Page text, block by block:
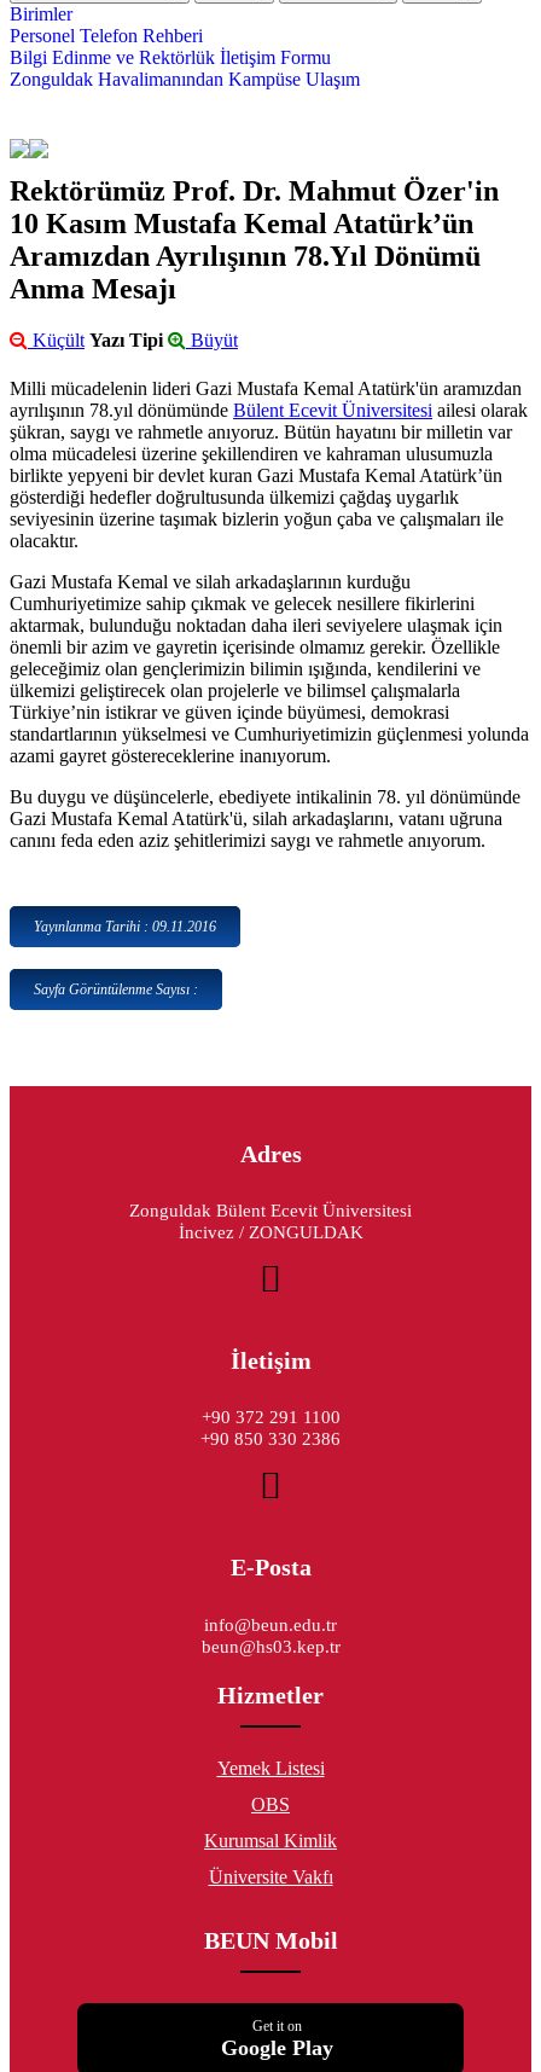
Birimler
Personel Telefon Rehberi
Bilgi Edinme ve Rektörlük İletişim Formu
Zonguldak Havalimanından Kampüse Ulaşım
Rektörümüz Prof. Dr. Mahmut Özer'in
10 Kasım Mustafa Kemal Atatürk’ün
Aramızdan Ayrılışının 78.Yıl Dönümü
Anma Mesajı
Küçült Yazı Tipi Büyüt
Milli mücadelenin lideri Gazi Mustafa Kemal Atatürk'ün aramızdan
ayrılışının 78.yıl dönümünde Bülent Ecevit Üniversitesi ailesi olarak
şükran, saygı ve rahmetle anıyoruz. Bütün hayatını bir milletin var
olma mücadelesi üzerine şekillendiren ve kahraman ulusumuzla
birlikte yepyeni bir devlet kuran Gazi Mustafa Kemal Atatürk’ün
gösterdiği hedefler doğrultusunda ülkemizi çağdaş uygarlık
seviyesinin üzerine taşımak bizlerin yoğun çaba ve çalışmaları ile
olacaktır.
Gazi Mustafa Kemal ve silah arkadaşlarının kurduğu
Cumhuriyetimize sahip çıkmak ve gelecek nesillere fikirlerini
aktarmak, bulunduğu noktadan daha ileri seviyelere ulaşmak için
önemli bir azim ve gayretin içerisinde olmamız gerekir. Özellikle
geleceğimiz olan gençlerimizin bilimin ışığında, kendilerini ve
ülkemizi geliştirecek olan projelerle ve bilimsel çalışmalarla
Türkiye’nin istikrar ve güven içinde büyümesi, demokrasi
standartlarının yükselmesi ve Cumhuriyetimizin güçlenmesi yolunda
azami gayret göstereceklerine inanıyorum.
Bu duygu ve düşüncelerle, ebediyete intikalinin 78. yıl dönümünde
Gazi Mustafa Kemal Atatürk'ü, silah arkadaşlarını, vatanı uğruna
canını feda eden aziz şehitlerimizi saygı ve rahmetle anıyorum.
Yayınlanma Tarihi : 09.11.2016
Sayfa Görüntülenme Sayısı :
Adres
Zonguldak Bülent Ecevit Üniversitesi
İncivez / ZONGULDAK
İletişim
+90 372 291 1100
+90 850 330 2386
E-Posta
info@beun.edu.tr
beun@hs03.kep.tr
Hizmetler
Yemek Listesi
OBS
Kurumsal Kimlik
Üniversite Vakfı
BEUN Mobil
Get it on
Google Play